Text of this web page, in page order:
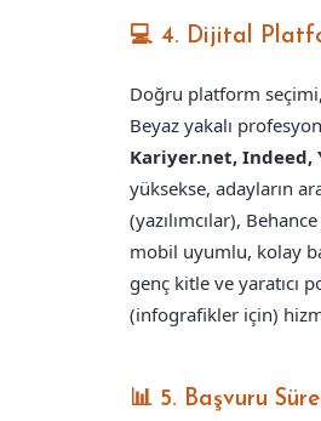
💻 4. Dijital
Doğru platform seçimi,
Beyaz yakalı
Kariyer.net, Indeed,
yüksekse, adayların
(yazılımcılar),
mobil uyumlu, kolay
genç kitle ve yaratıcı
(infografikler için)
📊 5. Başvuru